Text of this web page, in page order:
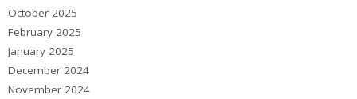
October 2025
February 2025
January 2025
December 2024
November 2024